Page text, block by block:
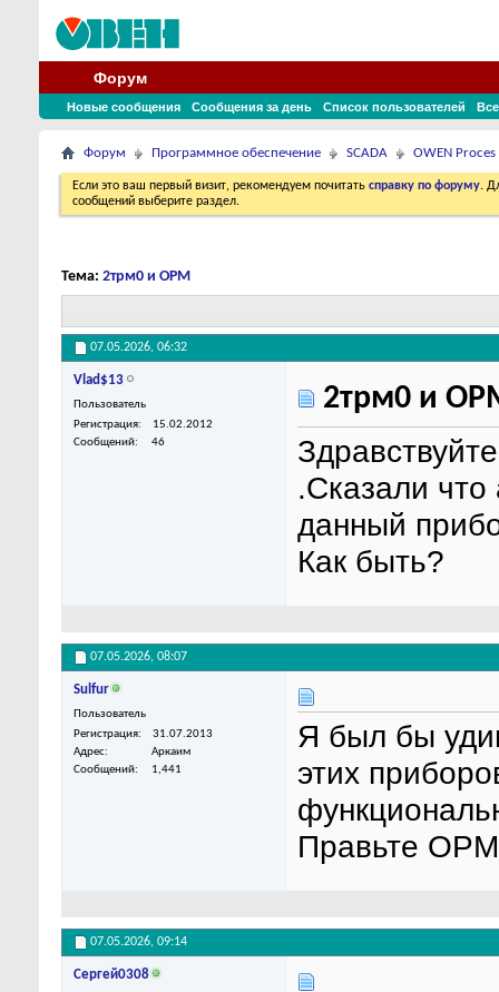
Форум
Новые сообщения Сообщения за день Список пользователей
Форум Программное обеспечение SCADA OWEN
Если это ваш первый визит, рекомендуем почитать справку по форуму.
сообщений выберите раздел.
Тема: 2трм0 и OPM
07.05.2026, 06:32
Vlad$13
Пользователь
Регистрация
15.02.2012
Сообщений
46
2трм0 и
.Сказали
данный
Как быть?
07.05.2026, 08:07
Sulfur
Пользователь
Регистрация
31.07.2013
Адрес
Аркаим
Сообщений
1,441
Я был бы
этих
Правьте
07.05.2026, 09:14
Сергей0308